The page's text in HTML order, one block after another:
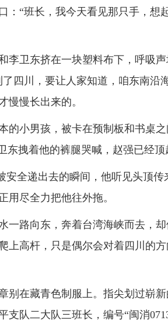
： “班长，我今天看见那只手，想
李卫东挤在一块塑料布下，呼吸
四川，要让人家知道，咱东南沿
慢慢长出来的。
小男孩，被卡在预制板和书桌
东拽着他的裤腿哭喊，赵强已经顶
安全递出去的瞬间，他听见头顶传
尽全力把他往外拖。
路向东，奔着台湾海峡而去，
高杆，只是偶尔会对着四川的
在藏青色制服上。指尖划过崭
支队二大队三班长，编号“闽消